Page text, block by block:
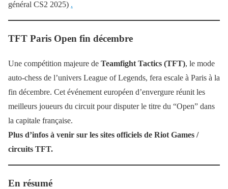
général CS2 2025) .
TFT Paris Open fin décembre
Une compétition majeure de Teamfight Tactics (TFT), le mode
auto-chess de l’univers League of Legends, fera escale à Paris à la
fin décembre. Cet événement européen d’envergure réunit les
meilleurs joueurs du circuit pour disputer le titre du “Open” dans
la capitale française.
Plus d’infos à venir sur les sites officiels de Riot Games /
circuits TFT.
En résumé